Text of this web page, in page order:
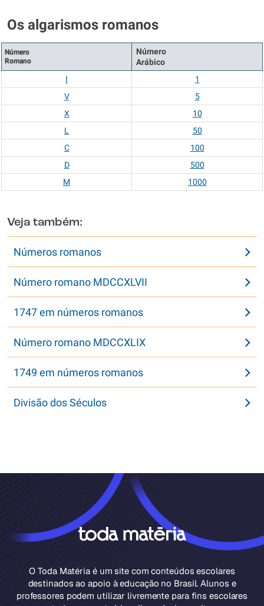
Os algarismos romanos
Número
Romano
Número
Arábico
I
1
V
5
X
10
L
50
C
100
D
500
M
1000
Veja também:
Números romanos
Número romano MDCCXLVII
1747 em números romanos
Número romano MDCCXLIX
1749 em números romanos
Divisão dos Séculos
O Toda Matéria é um site com conteúdos escolares
destinados ao apoio à educação no Brasil. Alunos e
professores podem utilizar livremente para fins escolares